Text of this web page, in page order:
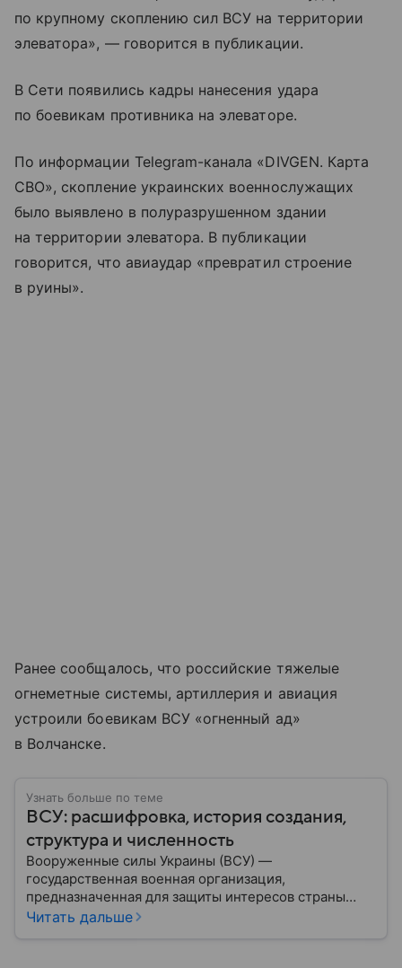
по крупному скоплению сил ВСУ на территории
элеватора», — говорится в публикации.
В Сети появились кадры нанесения удара
по боевикам противника на элеваторе.
По информации Telegram-канала «DIVGEN. Карта
СВО», скопление украинских военнослужащих
было выявлено в полуразрушенном здании
на территории элеватора. В публикации
говорится, что авиаудар «превратил строение
в руины».
Ранее сообщалось, что российские тяжелые
огнеметные системы, артиллерия и авиация
устроили боевикам ВСУ «огненный ад»
в Волчанске.
Узнать больше по теме
ВСУ: расшифровка, история создания,
структура и численность
Вооруженные силы Украины (ВСУ) —
государственная военная организация,
предназначенная для защиты интересов страны
военным путем. Была создана после
Читать дальше